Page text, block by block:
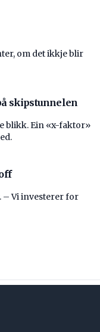
om det ikkje blir
skipstunnelen
blikk. Ein «x-faktor»
– Vi investerer for